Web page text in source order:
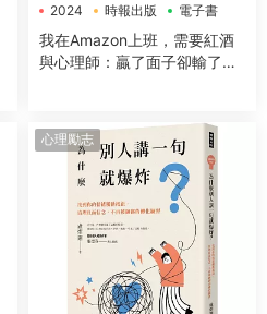
2024 時報出版 電子書
我在Amazon上班，需要紅酒
與心理師：贏了面子卻輸了靈
心理勵志